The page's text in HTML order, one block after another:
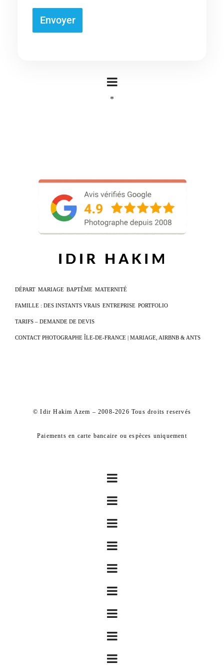
Envoyer
*
DÉPART MARIAGE BAPTÊME MATERNITÉ
FAMILLE : DES INSTANTS VRAIS ENTREPRISE PORTFOLIO
TARIFS – DEMANDE DE DEVIS
CONTACT PHOTOGRAPHE ÎLE-DE-FRANCE | MARIAGE, AIRBNB & ANTS
© Idir Hakim Azem – 2008-2026 Tous droits reservés
Paiements en carte bancaire ou espèces uniquement